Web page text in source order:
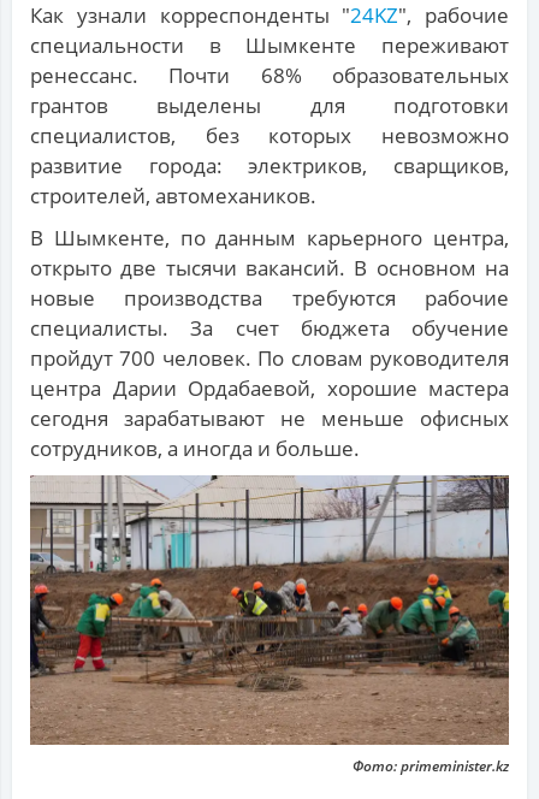
Как узнали корреспонденты "24KZ", рабочие
специальности в Шымкенте переживают
ренессанс. Почти 68% образовательных
грантов выделены для подготовки
специалистов, без которых невозможно
развитие города: электриков, сварщиков,
строителей, автомехаников.
В Шымкенте, по данным карьерного центра,
открыто две тысячи вакансий. В основном на
новые производства требуются рабочие
специалисты. За счет бюджета обучение
пройдут 700 человек. По словам руководителя
центра Дарии Ордабаевой, хорошие мастера
сегодня зарабатывают не меньше офисных
сотрудников, а иногда и больше.
Фото: primeminister.kz